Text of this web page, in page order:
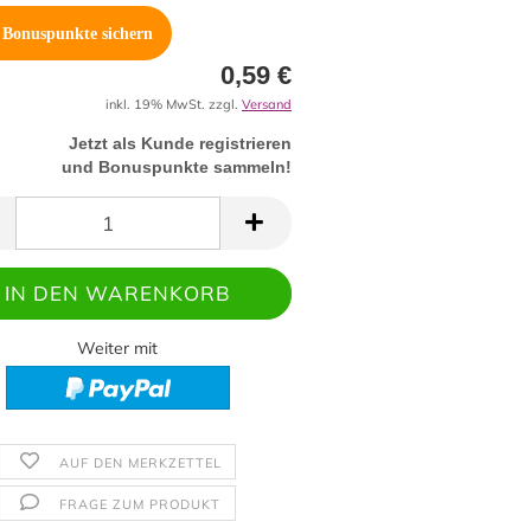
sichern
0,59 €
inkl. 19% MwSt. zzgl. Versand
Jetzt als Kunde registrieren
und Bonuspunkte sammeln!
Weiter mit
AUF DEN MERKZETTEL
FRAGE ZUM PRODUKT